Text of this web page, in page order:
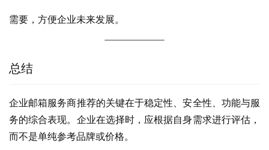
需要，方便企业未来发展。
总结
企业邮箱服务商推荐的关键在于稳定性、安全性、功能与服
务的综合表现。企业在选择时，应根据自身需求进行评估，
而不是单纯参考品牌或价格。